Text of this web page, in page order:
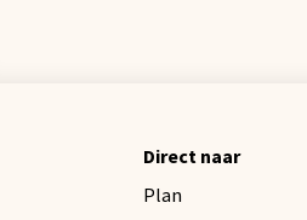
Direct naar
Plan